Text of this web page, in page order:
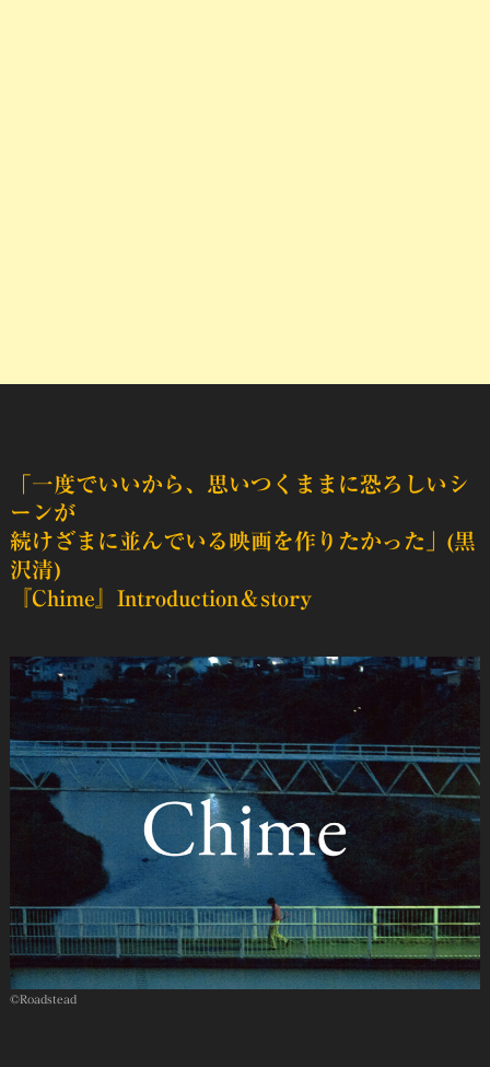
「一度でいいから、思いつくままに恐ろしいシ
ーンが
続けざまに並んでいる映画を作りたかった」(黒
沢清)
『Chime』Introduction＆story
©Roadstead